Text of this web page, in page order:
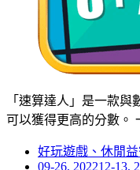
「速算達人」是一款
可以獲得更高的分數。
好玩遊戲、休閒益
Posted
09-26, 202212-13,